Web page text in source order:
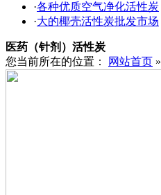
·各种优质空气净化活性炭
·大的椰壳活性炭批发市场
医药（针剂）活性炭
您当前所在的位置：
网站首页 »